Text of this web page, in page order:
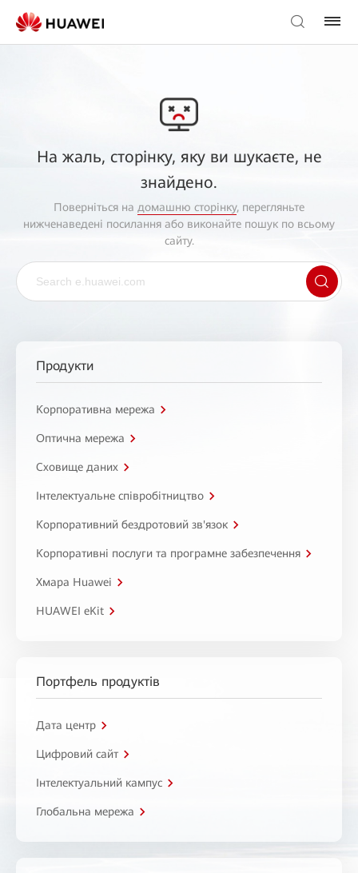
На жаль, сторінку, яку ви шукаєте, не
знайдено.
Поверніться на домашню сторінку, перегляньте
нижченаведені посилання або виконайте пошук по всьому
сайту.
Продукти
Корпоративна мережа
Оптична мережа
Сховище даних
Інтелектуальне співробітництво
Корпоративний бездротовий зв'язок
Корпоративні послуги та програмне забезпечення
Хмара Huawei
HUAWEI eKit
Портфель продуктів
Дата центр
Цифровий сайт
Інтелектуальний кампус
Глобальна мережа